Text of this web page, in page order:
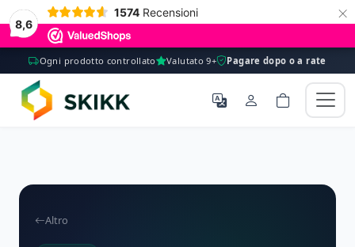
8,6
1574 Recensioni ×
Ogni prodotto controllato Valutato 9+ Pagare dopo o a rate
Altro